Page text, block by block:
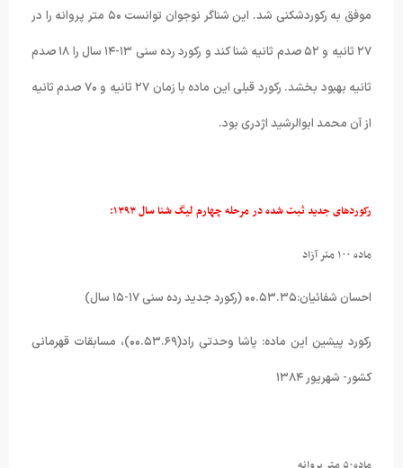
موفق به رکوردشکنی شد. این شناگر نوجوان توانست ۵۰ متر پروانه را در
۲۷ ثانیه و ۵۲ صدم ثانیه شنا کند و رکورد رده سنی ۱۳-۱۴ سال را ۱۸ صدم
ثانیه بهبود بخشد. رکورد قبلی این ماده با زمان ۲۷ ثانیه و ۷۰ صدم ثانیه
از آن محمد ابوالرشید اژدری بود.
رکوردهای جدید ثبت شده در مرحله چهارم لیگ شنا سال ۱۳۹۳:
ماده ۱۰۰ متر آزاد
احسان شفائیان:۰۰.۵۳.۳۵ (رکورد جدید رده سنی ۱۷-۱۵ سال)
رکورد پیشین این ماده: پاشا وحدتی راد(۰۰.۵۳.۶۹)، مسابقات قهرمانی
کشور- شهریور ۱۳۸۴